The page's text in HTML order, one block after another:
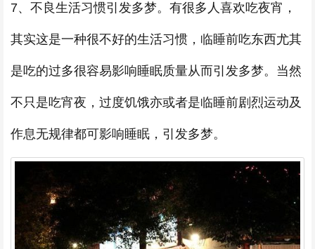
7、不良生活习惯引发多梦。有很多人喜欢吃夜宵，
其实这是一种很不好的生活习惯，临睡前吃东西尤其
是吃的过多很容易影响睡眠质量从而引发多梦。当然
不只是吃宵夜，过度饥饿亦或者是临睡前剧烈运动及
作息无规律都可影响睡眠，引发多梦。